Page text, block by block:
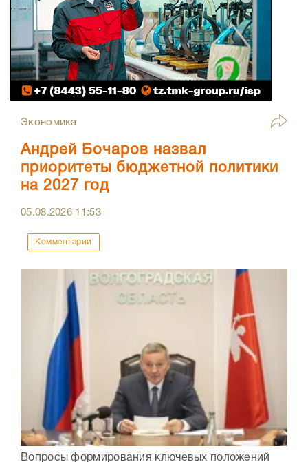
Экономика
Андрей Бочаров назвал
приоритеты бюджетной политики
на 2027 год
05.08.2026 11:53
Комментарии
Вопросы формирования ключевых положений